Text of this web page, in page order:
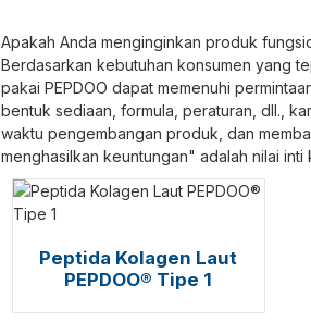
Apakah Anda menginginkan produk
Berdasarkan kebutuhan konsumen yang
pakai PEPDOO dapat memenuhi
bentuk sediaan, formula, peraturan, dll.,
waktu pengembangan produk, dan
menghasilkan keuntungan" adalah nilai inti
Peptida Kolagen Laut
PEPDOO® Tipe 1